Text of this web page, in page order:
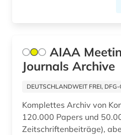
erdgas (1)
erneubare energien (2)
erneuerbare energie (1)
erneuerbare
essay (1)
AIAA
Journals Archive
DEUTSCHLANDWEIT FREI, DFG-
Komplettes Archiv von
120.000 Papers und
Zeitschriftenbeiträge),